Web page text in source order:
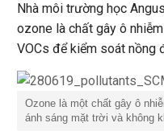
Nhà môi trường học
ozone là chất gây ô
VOCs để kiểm soát nồng
Ozone là một chất gây ô
ánh sáng mặt trời và không